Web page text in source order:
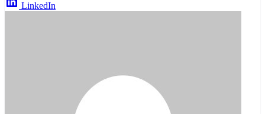
LinkedIn